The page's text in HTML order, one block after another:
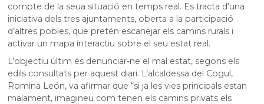
compte de la seua situació en temps real. Es tracta d’una
iniciativa dels tres ajuntaments, oberta a la participació
d’altres pobles, que pretén escanejar els camins rurals i
activar un mapa interactiu sobre el seu estat real.
L’objectiu últim és denunciar-ne el mal estat, segons els
edils consultats per aquest diari. L’alcaldessa del Cogul,
Romina León, va afirmar que “si ja les vies principals estan
malament, imagineu com tenen els camins privats els